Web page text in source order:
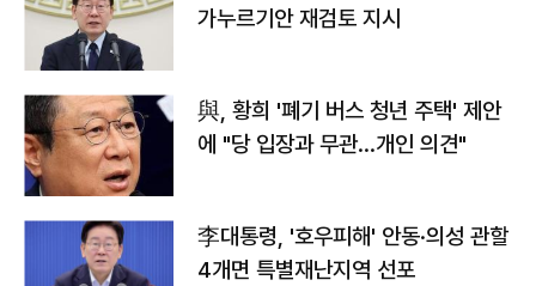
가누르기안 재검토 지시
與, 황희 '폐기 버스 청년 주택' 제안
에 "당 입장과 무관…개인 의견"
李대통령, '호우피해' 안동·의성 관할
4개면 특별재난지역 선포